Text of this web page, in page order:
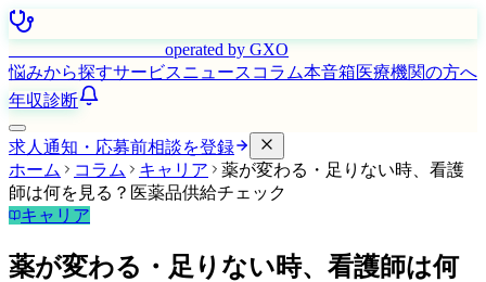
operated by GXO
悩みから探すサービスニュース コラム本音箱医療機関の方へ
年収診断
求人通知・応募前相談を登録
ホーム
コラム キャリア
薬が変わる・足りない時、看護
師は何を見る？医薬品供給チェック
キャリア
薬が変わる・足りない時、看護師は何